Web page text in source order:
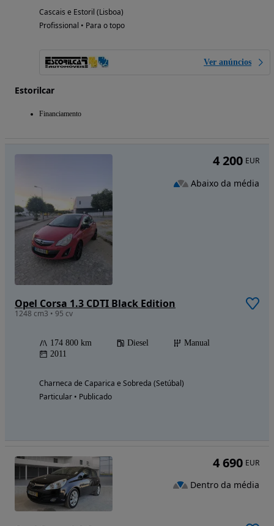
Cascais e Estoril (Lisboa)
Profissional • Para o topo
Ver anúncios
Estorilcar
Financiamento
Opel Corsa 1.3 CDTI Black Edition
1248 cm3 • 95 cv
174 800 km Diesel
Manual
2011
Charneca de Caparica e Sobreda (Setúbal)
Particular • Publicado
4 200 EUR
Abaixo da média
4 690 EUR
Dentro da média